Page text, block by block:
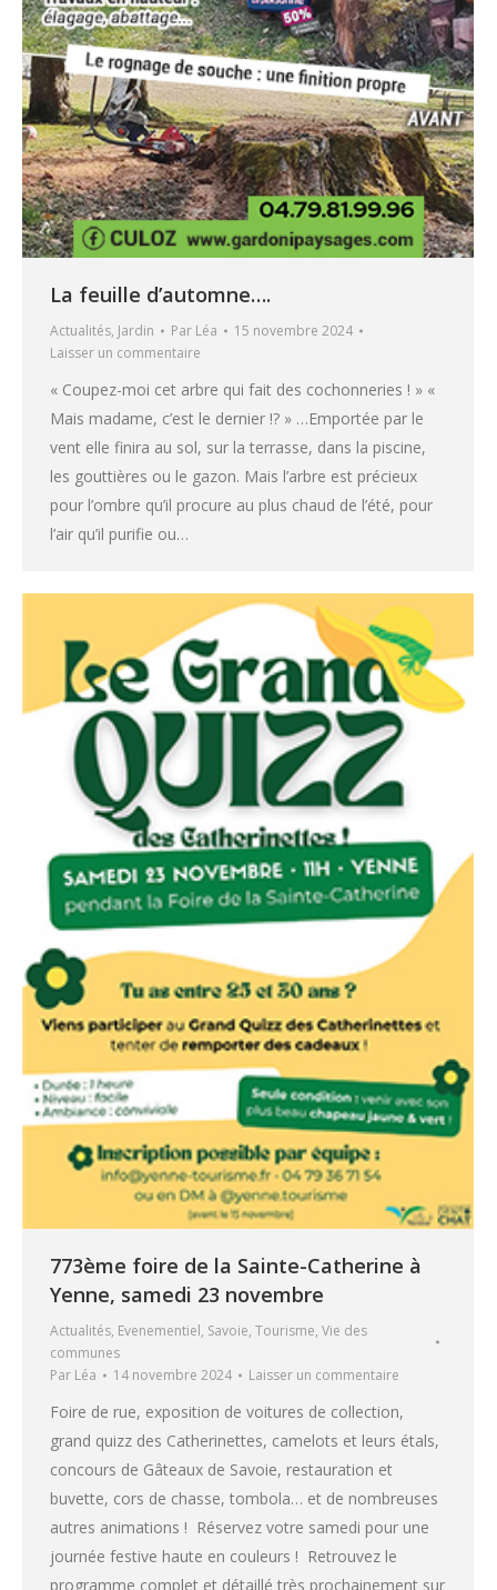
La feuille d’automne….
Actualités, Jardin Par Léa
15 novembre 2024
Laisser un commentaire
« Coupez-moi cet arbre qui fait des cochonneries ! » «
Mais madame, c’est le dernier !? » …Emportée par le
vent elle finira au sol, sur la terrasse, dans la piscine,
les gouttières ou le gazon. Mais l’arbre est précieux
pour l’ombre qu’il procure au plus chaud de l’été, pour
l’air qu’il purifie ou…
773ème foire de la Sainte-Catherine à
Yenne, samedi 23 novembre
Actualités, Evenementiel, Savoie, Tourisme, Vie des
communes
Par Léa 14 novembre 2024 Laisser un commentaire
Foire de rue, exposition de voitures de collection,
grand quizz des Catherinettes, camelots et leurs étals,
concours de Gâteaux de Savoie, restauration et
buvette, cors de chasse, tombola… et de nombreuses
autres animations ! Réservez votre samedi pour une
journée festive haute en couleurs ! Retrouvez le
programme complet et détaillé très prochainement sur